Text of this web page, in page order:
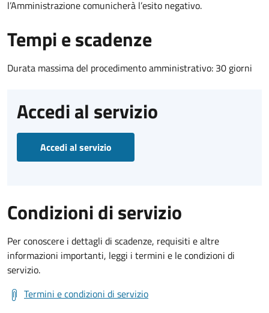
l’Amministrazione comunicherà l’esito negativo.
Tempi e scadenze
Durata massima del procedimento amministrativo: 30 giorni
Accedi al servizio
Accedi al servizio
Condizioni di servizio
Per conoscere i dettagli di scadenze, requisiti e altre
informazioni importanti, leggi i termini e le condizioni di
servizio.
Termini e condizioni di servizio